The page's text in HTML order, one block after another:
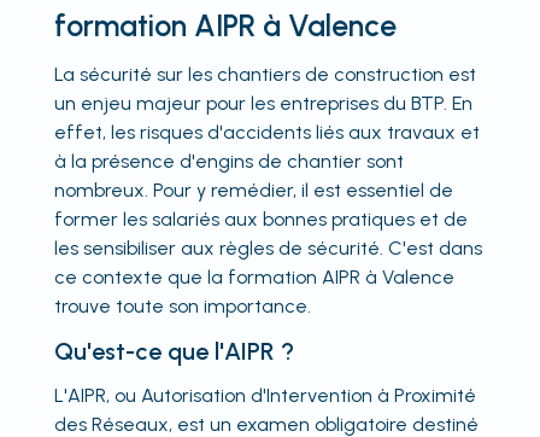
formation AIPR à Valence
La sécurité sur les chantiers de construction est
un enjeu majeur pour les entreprises du BTP. En
effet, les risques d'accidents liés aux travaux et
à la présence d'engins de chantier sont
nombreux. Pour y remédier, il est essentiel de
former les salariés aux bonnes pratiques et de
les sensibiliser aux règles de sécurité. C'est dans
ce contexte que la formation AIPR à Valence
trouve toute son importance.
Qu'est-ce que l'AIPR ?
L'AIPR, ou Autorisation d'Intervention à Proximité
des Réseaux, est un examen obligatoire destiné